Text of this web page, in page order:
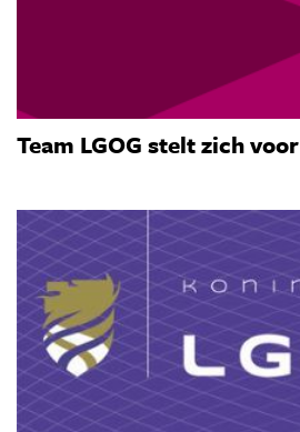
Team LGOG stelt zich voor